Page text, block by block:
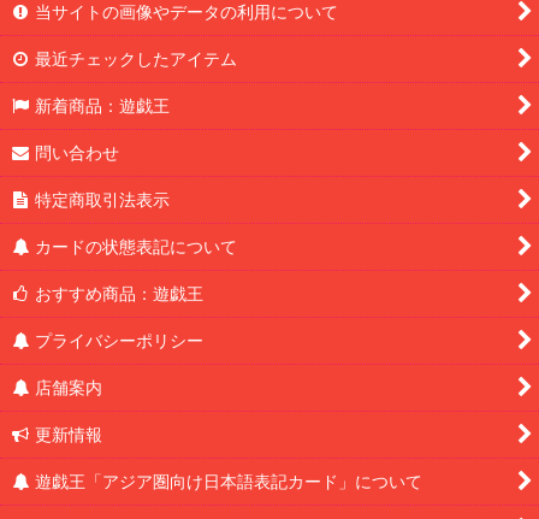
当サイトの画像やデータの利用について
最近チェックしたアイテム
新着商品：遊戯王
問い合わせ
特定商取引法表示
カードの状態表記について
おすすめ商品：遊戯王
プライバシーポリシー
店舗案内
更新情報
遊戯王「アジア圏向け日本語表記カード」について